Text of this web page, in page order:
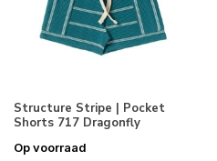
Structure Stripe | Pocket
Shorts 717 Dragonfly
Op voorraad